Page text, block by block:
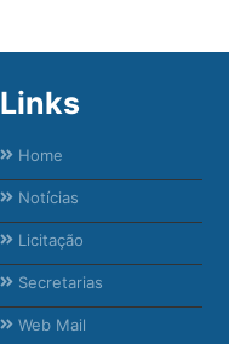
Links
Home
Notícias
Licitação
Secretarias
Web Mail